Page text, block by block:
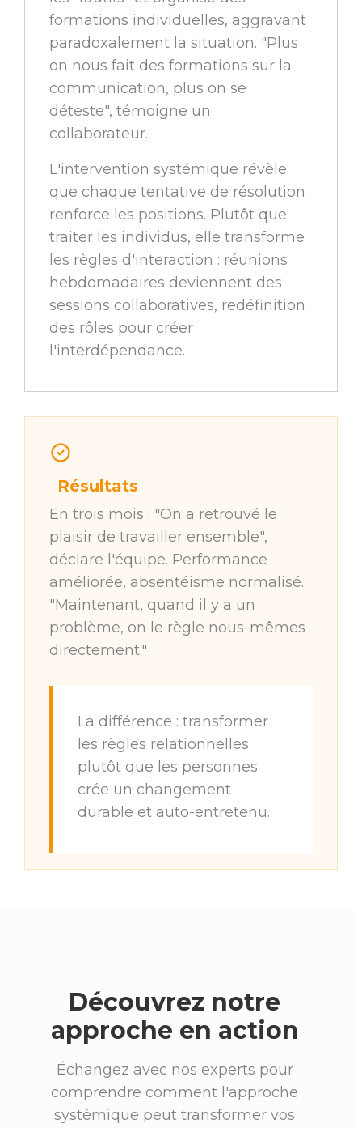
formations individuelles, aggravant
paradoxalement la situation. "Plus
on nous fait des formations sur la
communication, plus on se
déteste", témoigne un
collaborateur.
L'intervention systémique révèle
que chaque tentative de résolution
renforce les positions. Plutôt que
traiter les individus, elle transforme
les règles d'interaction : réunions
hebdomadaires deviennent des
sessions collaboratives, redéfinition
des rôles pour créer
l'interdépendance.
Résultats
En trois mois : "On a retrouvé le
plaisir de travailler ensemble",
déclare l'équipe. Performance
améliorée, absentéisme normalisé.
"Maintenant, quand il y a un
problème, on le règle nous-mêmes
directement."
La différence : transformer
les règles relationnelles
plutôt que les personnes
crée un changement
durable et auto-entretenu.
Découvrez notre
approche en action
Échangez avec nos experts pour
comprendre comment l'approche
systémique peut transformer vos